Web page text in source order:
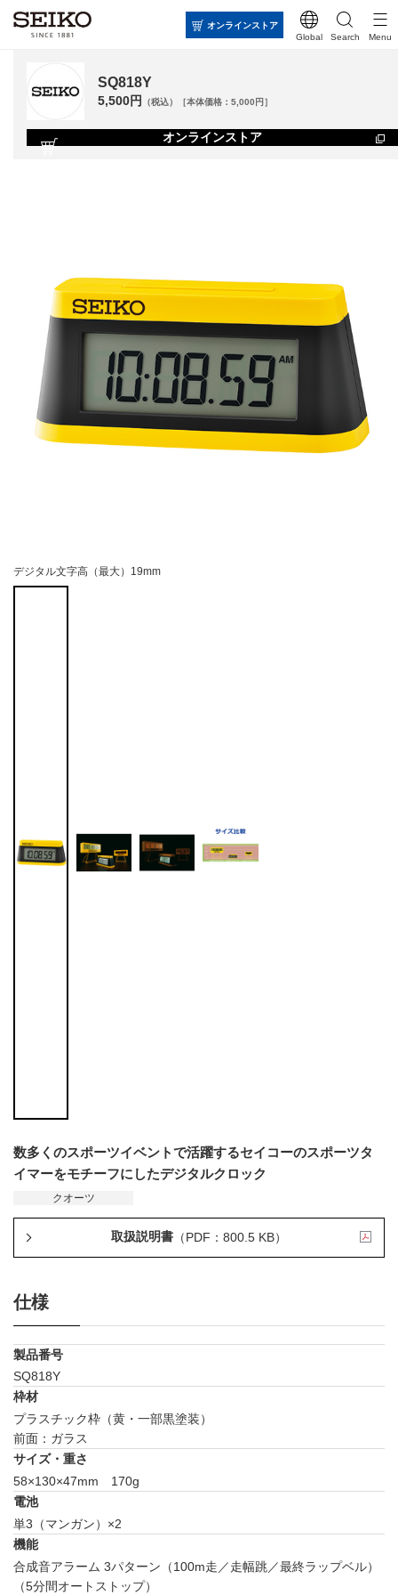
オンラインストア
Global
Search Menu
SQ818Y
5,500円 （税込）［本体価格：5,000円］
オンラインストア
デジタル文字高（最大）19mm
数多くのスポーツイベントで活躍するセイコーのスポーツタ
イマーをモチーフにしたデジタルクロック
クオーツ
取扱説明書 （PDF：800.5 KB）
仕様
製品番号
SQ818Y
枠材
プラスチック枠（黄・一部黒塗装）
前面：ガラス
サイズ・重さ
58×130×47mm 170g
電池
単3（マンガン）×2
機能
合成音アラーム 3パターン（100m走／走幅跳／最終ラップベル）
（5分間オートストップ）